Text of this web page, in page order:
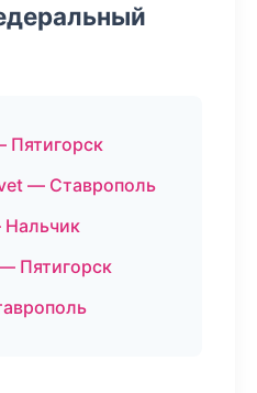
Пятигорск
— Ставрополь
Пятигорск